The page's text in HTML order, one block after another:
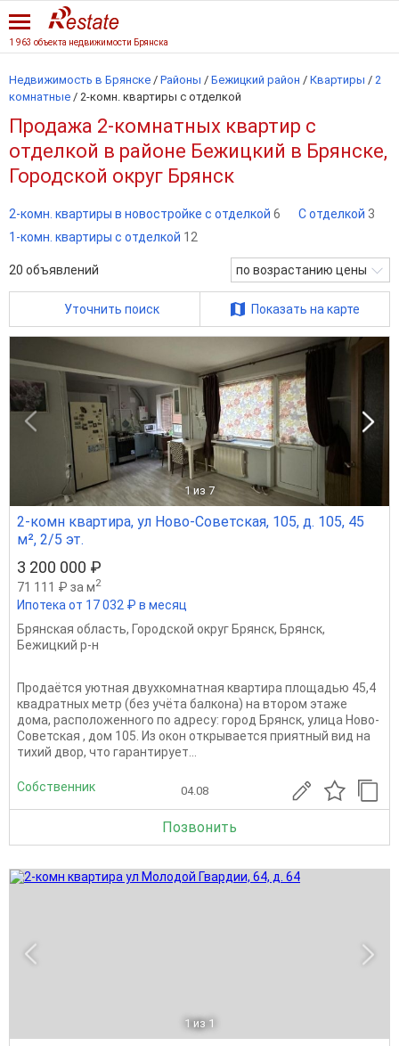
1 963 объекта недвижимости Брянска
Недвижимость в Брянске / Районы / Бежицкий район / Квартиры / 2
комнатные / 2-комн. квартиры с отделкой
Продажа 2-комнатных квартир с
отделкой в районе Бежицкий в Брянске,
Городской округ Брянск
2-комн. квартиры в новостройке с отделкой 6 С отделкой 3
1-комн. квартиры с отделкой 12
20 объявлений по возрастанию цены
Уточнить поиск Показать на карте
1 из 7
2-комн квартира, ул Ново-Советская, 105, д. 105, 45
м², 2/5 эт.
3 200 000 ₽
71 111 ₽ за м2
Ипотека от 17 032 ₽ в месяц
Брянская область, Городской округ Брянск, Брянск,
Бежицкий р-н
Продаётся уютная двухкомнатная квартира площадью 45,4
квадратных метр (без учёта балкона) на втором этаже
дома, расположенного по адресу: город Брянск, улица Ново-
Советская , дом 105. Из окон открывается приятный вид на
тихий двор, что гарантирует...
Собственник 04.08
Позвонить
1 из 1